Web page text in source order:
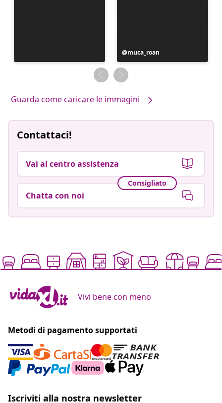
Post
pubblicato
da
muca_roan
Guarda come caricare le immagini
Contattaci!
Vai al centro assistenza
Consigliato
Chatta con noi
Vivi bene con meno
Metodi di pagamento supportati
Iscriviti alla nostra newsletter